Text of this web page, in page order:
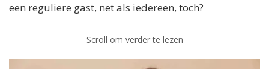
een reguliere gast, net als iedereen, toch?
Scroll om verder te lezen